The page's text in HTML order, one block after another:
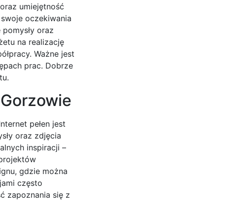
umiejętność
oczekiwania
oraz
na realizację
Ważne jest
prac. Dobrze
pełen jest
oraz zdjęcia
inspiracji –
gdzie można
często
zapoznania się z